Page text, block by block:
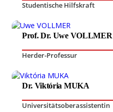
Studentische Hilfskraft
Prof. Dr. Uwe VOLLMER
Herder-Professur
Dr. Viktória MUKA
Universitätsoberassistentin